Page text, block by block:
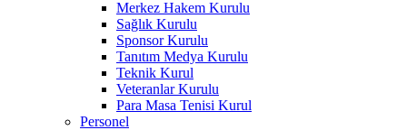
Merkez Hakem Kurulu
Sağlık Kurulu
Sponsor Kurulu
Tanıtım Medya Kurulu
Teknik Kurul
Veteranlar Kurulu
Para Masa Tenisi Kurul
Personel